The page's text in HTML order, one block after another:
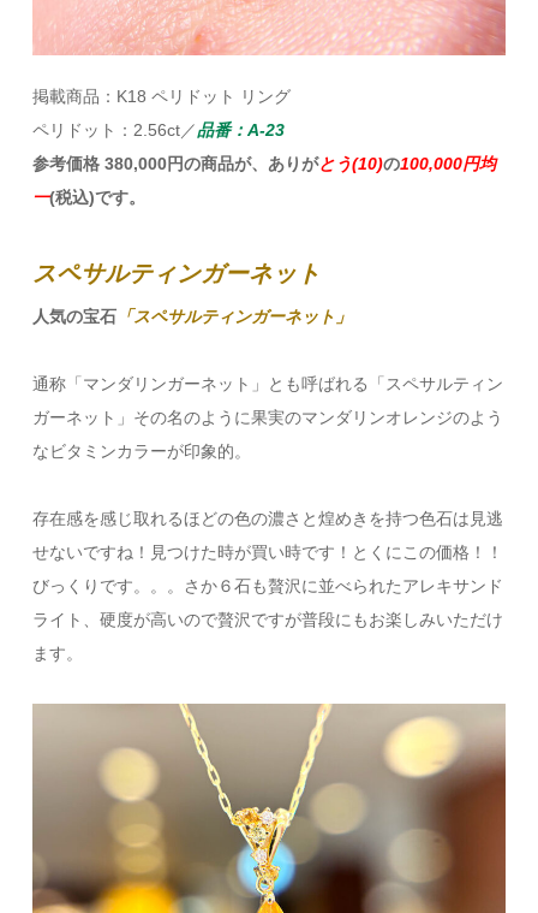
掲載商品：K18 ペリドット リング
ペリドット：2.56ct／品番：A-23
参考価格 380,000円の商品が、ありがとう(10)の100,000円均
一(税込)です。
スペサルティンガーネット
人気の宝石 「スペサルティンガーネット」
通称「マンダリンガーネット」とも呼ばれる「スペサルティン
ガーネット」その名のように果実のマンダリンオレンジのよう
なビタミンカラーが印象的。
存在感を感じ取れるほどの色の濃さと煌めきを持つ色石は見逃
せないですね！見つけた時が買い時です！とくにこの価格！！
びっくりです。。。さか６石も贅沢に並べられたアレキサンド
ライト、硬度が高いので贅沢ですが普段にもお楽しみいただけ
ます。